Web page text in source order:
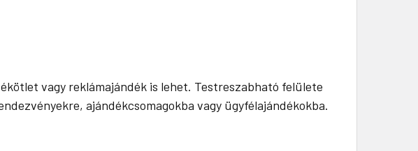
vagy reklámajándék is lehet. Testreszabható felülete
ajándékcsomagokba vagy ügyfélajándékokba.